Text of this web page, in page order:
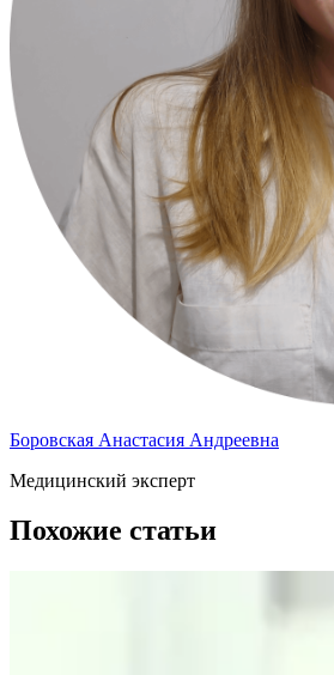
Боровская Анастасия Андреевна
Медицинский эксперт
Похожие статьи